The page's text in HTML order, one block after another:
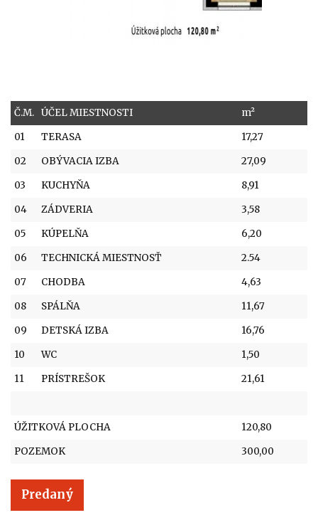
Č.M. ÚČEL MIESTNOSTI
m²
01
TERASA
17,27
02
OBÝVACIA IZBA
27,09
03
KUCHYŇA
8,91
04
ZÁDVERIA
3,58
05
KÚPELŇA
6,20
06
TECHNICKÁ MIESTNOSŤ
2.54
07
CHODBA
4,63
08
SPÁLŇA
11,67
09
DETSKÁ IZBA
16,76
10
WC
1,50
11
PRÍSTREŠOK 21,61
ÚŽITKOVÁ PLOCHA
120,80
POZEMOK
300,00
Predaný